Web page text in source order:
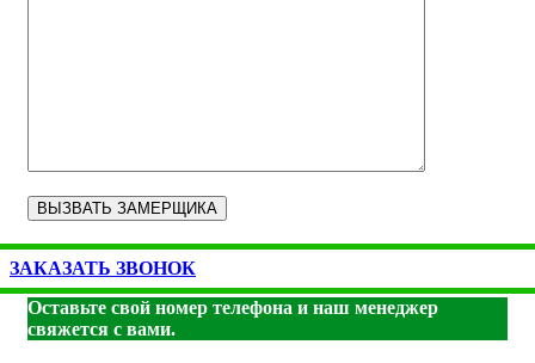
ЗАКАЗАТЬ ЗВОНОК
Оставьте свой номер телефона и наш менеджер
свяжется с вами.